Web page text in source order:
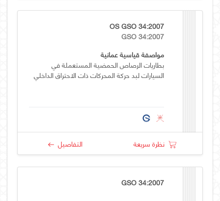
OS GSO 34:2007
GSO 34:2007
مواصفة قياسية عمانية
بطاريات الرصاص الحمضية المستعملة في
السيارات لبد حركة المحركات ذات الاحتراق الداخلي
نظرة سريعة التفاصيل
GSO 34:2007